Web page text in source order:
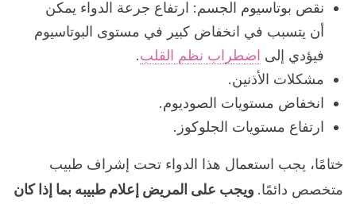
نقص بوتاسيوم الجسم: ارتفاع جرعة الدواء يمكن
أن يتسبب في انخفاض كبير في مستوى البوتاسيوم
فيؤدي إلى اضطراب نظم القلب.
مشكلات الأذنين.
انخفاض مستويات الصوديوم.
ارتفاع مستويات الجلوكوز.
ختامًا، يجب استعمال هذا الدواء تحت إشراف طبيب
متخصص دائمًا. ويجب على المريض إعلام طبيبه بما إذا كان